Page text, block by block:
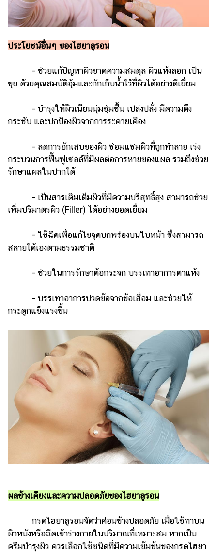
ประโยชน์อื่นๆ ของไฮยาลูรอน
- ช่วยแก้ปัญหาผิวขาดความสมดุล ผิวแห้งลอก เป็น
ขุย ด้วยคุณสมบัติอุ้มและกักเก็บน้ำไว้ที่ผิวได้อย่างดีเยี่ยม
- บำรุงให้ผิวเนียนนุ่มชุ่มชื้น เปล่งปลั่ง มีความตึง
กระชับ และปกป้องผิวจากการระคายเคือง
- ลดการอักเสบของผิว ซ่อมแซมผิวที่ถูกทำลาย เร่ง
กระบวนการฟื้นฟูเซลล์ที่มีผลต่อการหายของแผล รวมถึงช่วย
รักษาแผลในปากได้
- เป็นสารเติมเต็มผิวที่มีความบริสุทธิ์สูง สามารถช่วย
เพิ่มปริมาตรผิว (Filler) ได้อย่างยอดเยี่ยม
- ใช้ฉีดเพื่อแก้ไขจุดบกพร่องบนใบหน้า ซึ่งสามารถ
สลายได้เองตามธรรมชาติ
- ช่วยในการรักษาต้อกระจก บรรเทาอาการตาแห้ง
- บรรเทาอาการปวดข้อจากข้อเสื่อม และช่วยให้
กระดูกแข็งแรงขึ้น
ผลข้างเคียงและความปลอดภัยของไฮยาลูรอน
กรดไฮยาลูรอนจัดว่าค่อนข้างปลอดภัย เมื่อใช้ทาบน
ผิวหนังหรือฉีดเข้าร่างกายในปริมาณที่เหมาะสม หากเป็น
ครีมบำรุงผิว ควรเลือกใช้ชนิดที่มีความเข้มข้นของกรดไฮยา